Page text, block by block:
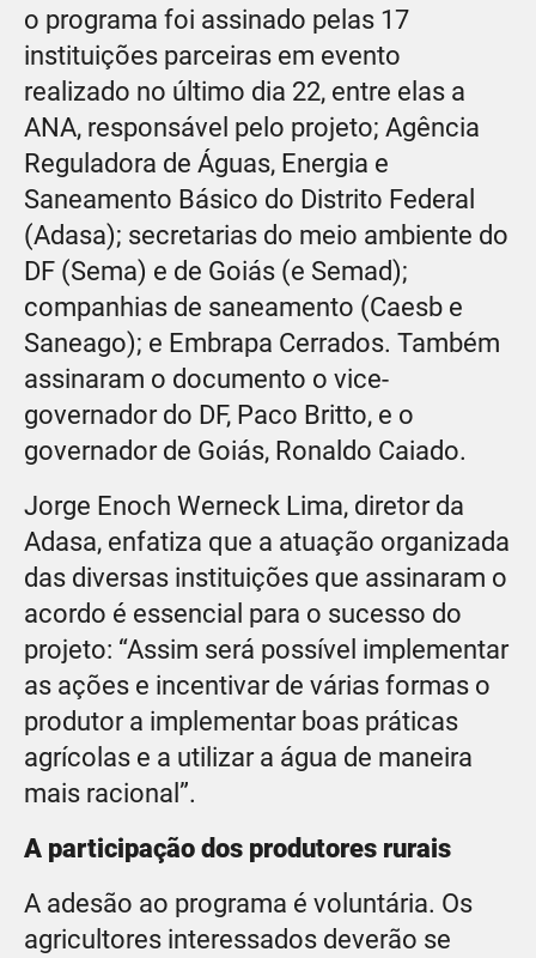
o programa foi assinado pelas 17
instituições parceiras em evento
realizado no último dia 22, entre elas a
ANA, responsável pelo projeto; Agência
Reguladora de Águas, Energia e
Saneamento Básico do Distrito Federal
(Adasa); secretarias do meio ambiente do
DF (Sema) e de Goiás (e Semad);
companhias de saneamento (Caesb e
Saneago); e Embrapa Cerrados. Também
assinaram o documento o vice-
governador do DF, Paco Britto, e o
governador de Goiás, Ronaldo Caiado.
Jorge Enoch Werneck Lima, diretor da
Adasa, enfatiza que a atuação organizada
das diversas instituições que assinaram o
acordo é essencial para o sucesso do
projeto: “Assim será possível implementar
as ações e incentivar de várias formas o
produtor a implementar boas práticas
agrícolas e a utilizar a água de maneira
mais racional”.
A participação dos produtores rurais
A adesão ao programa é voluntária. Os
agricultores interessados deverão se